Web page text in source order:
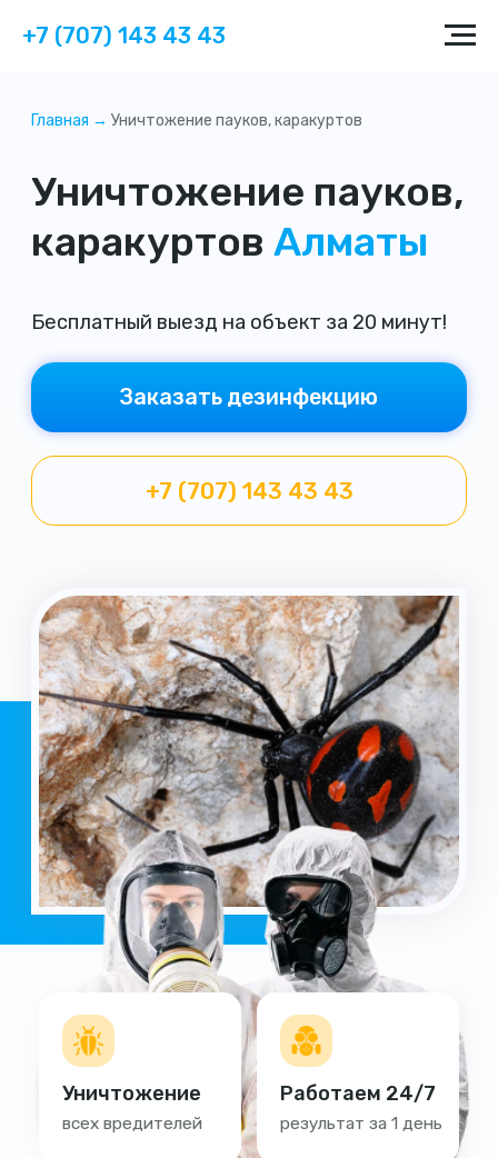
+7 (707) 143 43 43
Уничтожение пауков,
каракуртов
Бесплатный выезд на объект за 20 минут!
Гарантия
от 3 месяцев более 15 лет
Опыт работы
Персональный
менеджер
результат за 1 день
Работаем 24/7
Уничтожение
всех вредителей
Срочный выезд
за 20 минут